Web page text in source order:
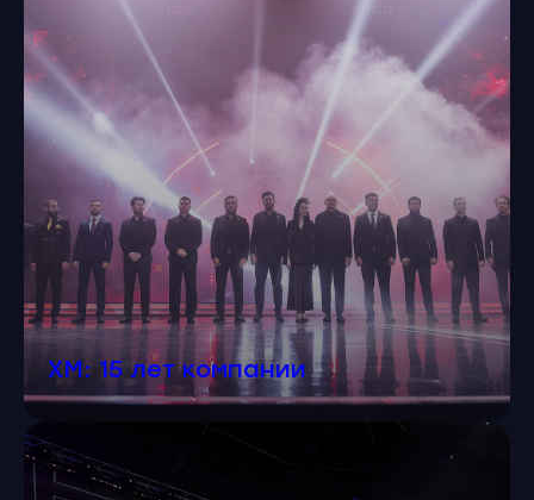
XM: 15 лет компании